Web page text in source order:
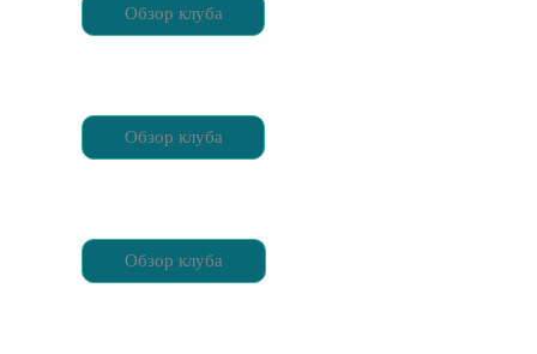
Обзор клуба
Обзор клуба
Обзор клуба